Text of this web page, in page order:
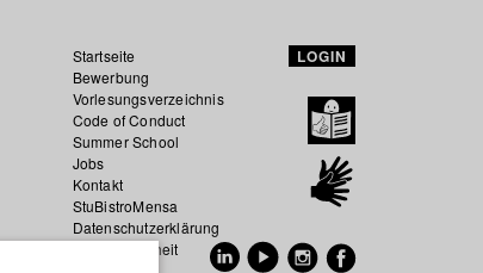
Startseite
Bewerbung
Vorlesungsverzeichnis
Code of Conduct
Summer School
Jobs
Kontakt
StuBistroMensa
Datenschutzerklärung
Datensicherheit
LOGIN